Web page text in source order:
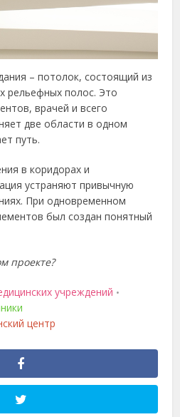
– потолок, состоящий из
рельефных полос. Это
врачей и всего
две области в одном
путь.
в коридорах и
устраняют привычную
При одновременном
был создан понятный
проекте?
учреждений •
центр